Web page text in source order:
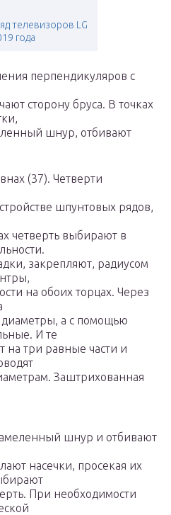
телевизоров LG
года
перпендикуляров с
сторону бруса. В точках
шнур, отбивают
(37). Четверти
шпунтовых рядов,
четверть выбирают в
закрепляют, радиусом
на обоих торцах. Через
а с помощью
И те
на три равные части и
Заштрихованная
шнур и отбивают
насечки, просекая их
При необходимости